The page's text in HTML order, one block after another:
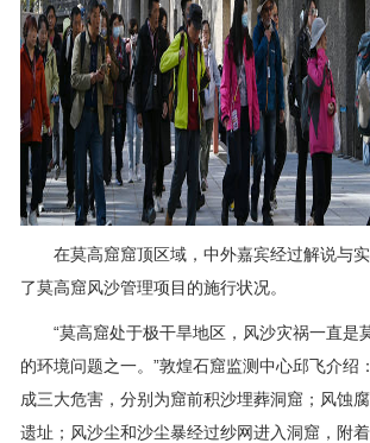
在莫高窟窟顶区域，中外嘉宾经过解说与实
了莫高窟风沙管理项目的施行状况。
“莫高窟处于极干旱地区，风沙灾祸一直是
的环境问题之一。”敦煌石窟监测中心邱飞介绍
成三大危害，分别为窟前积沙埋葬洞窟；风蚀
遗址；风沙尘和沙尘暴经过纱网进入洞窟，附